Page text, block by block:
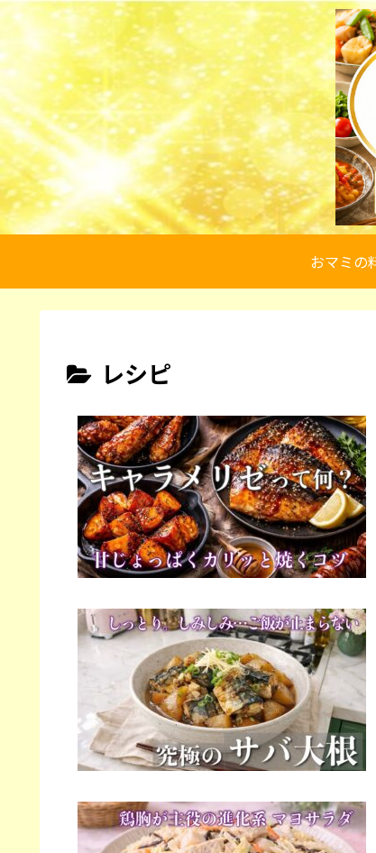
おマミの
レシピ